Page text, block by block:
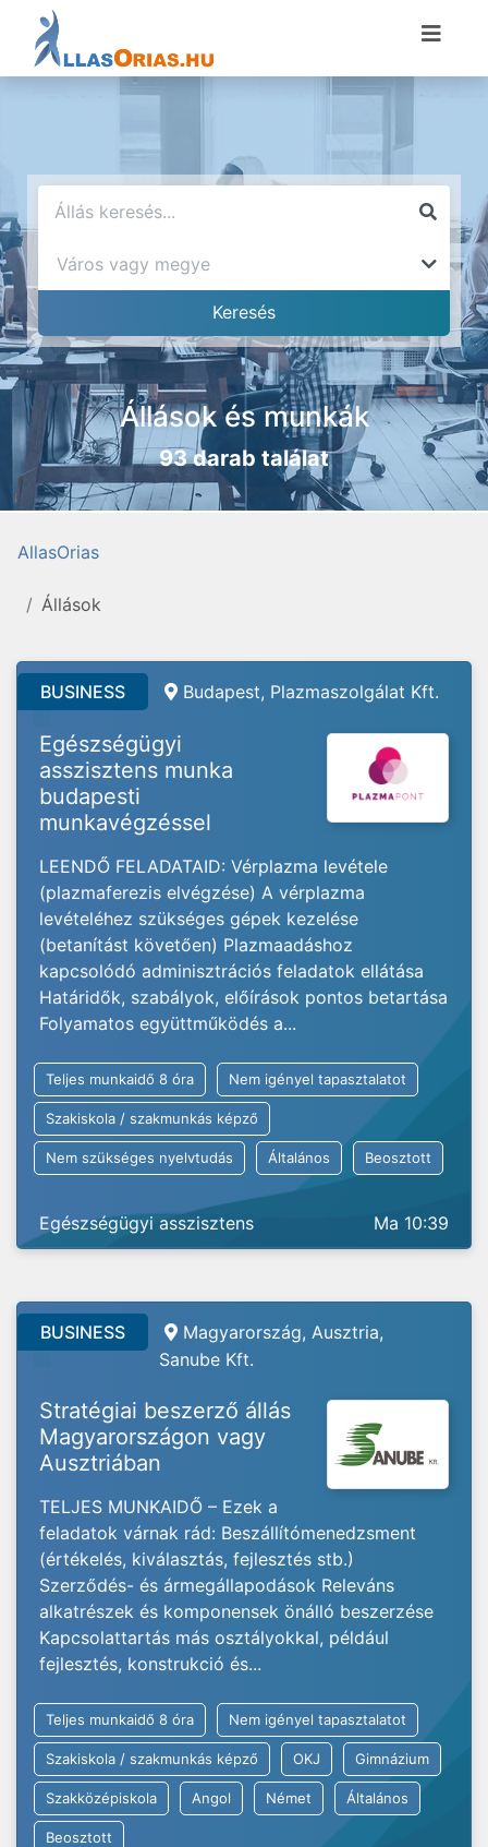
Állások és munkák
93 darab találat
AllasOrias
Állások
BUSINESS Budapest, Plazmaszolgálat Kft.
Egészségügyi
asszisztens munka
budapesti
munkavégzéssel
LEENDŐ FELADATAID: Vérplazma levétele
(plazmaferezis elvégzése) A vérplazma
levételéhez szükséges gépek kezelése
(betanítást követően) Plazmaadáshoz
kapcsolódó adminisztrációs feladatok ellátása
Határidők, szabályok, előírások pontos betartása
Folyamatos együttműködés a...
Teljes munkaidő 8 óra Nem igényel tapasztalatot
Szakiskola / szakmunkás képző
Nem szükséges nyelvtudás Általános Beosztott
Egészségügyi asszisztens Ma 10:39
BUSINESS
Magyarország, Ausztria,
Sanube Kft.
Stratégiai beszerző állás
Magyarországon vagy
Ausztriában
TELJES MUNKAIDŐ – Ezek a
feladatok várnak rád: Beszállítómenedzsment
(értékelés, kiválasztás, fejlesztés stb.)
Szerződés- és ármegállapodások Releváns
alkatrészek és komponensek önálló beszerzése
Kapcsolattartás más osztályokkal, például
fejlesztés, konstrukció és...
Teljes munkaidő 8 óra Nem igényel tapasztalatot
Szakiskola / szakmunkás képző OKJ Gimnázium
Szakközépiskola Angol Német Általános
Beosztott